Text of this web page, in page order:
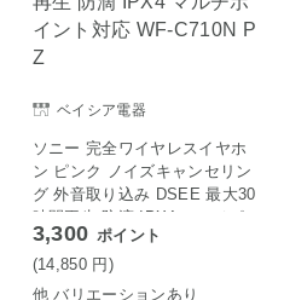
ベイシア電器
ソニー 完全ワイヤレスイヤホ
ン ピンク ノイズキャンセリン
グ 外音取り込み DSEE 最大30
時間再生 防滴 IPX4 マルチポ
イント対応 WF-C710N PZ
3,300 ポイント
(14,850 円)
他 バリエーションあり